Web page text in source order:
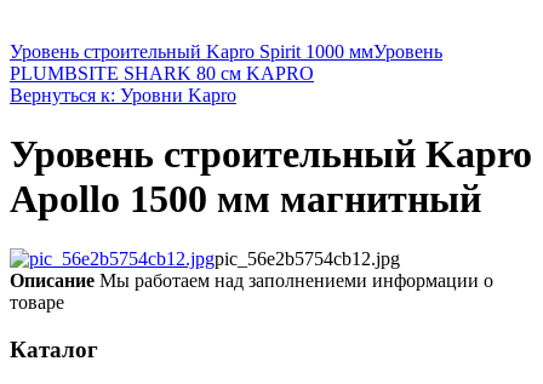
Уровень строительный Kapro Spirit 1000 ммУровень
PLUMBSITE SHARK 80 см KAPRO
Вернуться к: Уровни Kapro
Уровень строительный Kapro
Apollo 1500 мм магнитный
pic_56e2b5754cb12.jpg
Описание Мы работаем над заполнениеми информации о
товаре
Каталог